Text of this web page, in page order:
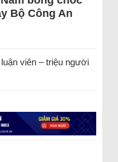
Bộ Công An
viên – triệu người